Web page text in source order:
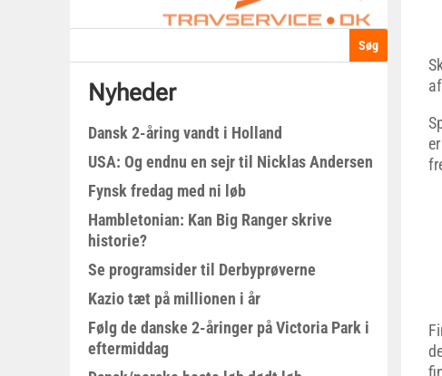
Nyheder
Dansk 2-åring vandt i Holland
USA: Og endnu en sejr til Nicklas Andersen
Fynsk fredag med ni løb
Hambletonian: Kan Big Ranger skrive
historie?
Se programsider til Derbyprøverne
Kazio tæt på millionen i år
Følg de danske 2-åringer på Victoria Park i
eftermiddag